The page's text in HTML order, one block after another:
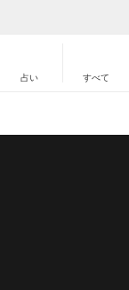
占い すべて